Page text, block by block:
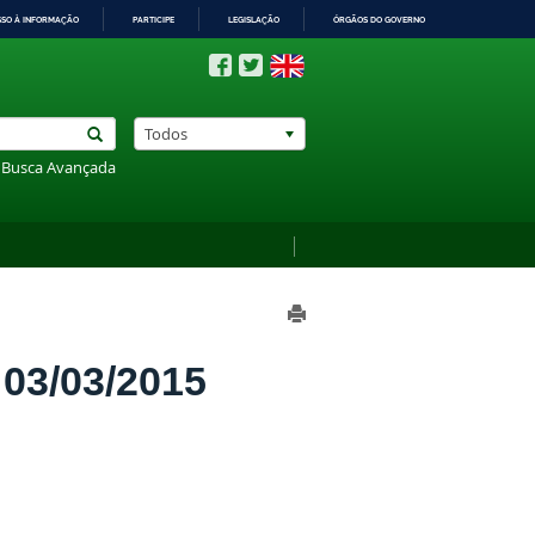
À INFORMAÇÃO PARTICIPE LEGISLAÇÃO ÓRGÃOS DO GOVERNO
Busca Avançada
Todos
03/2015